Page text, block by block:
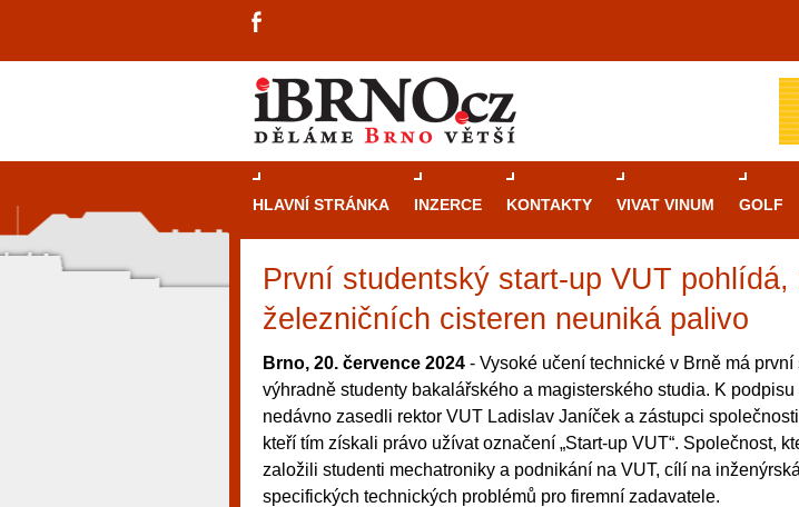
HLAVNÍ STRÁNKA INZERCE KONTAKTY VIVAT VINUM GOLF
První studentský start-up VUT pohlídá,
železničních cisteren neuniká palivo
Brno, 20. července 2024 - Vysoké učení technické v Brně má první
výhradně studenty bakalářského a magisterského studia. K
nedávno zasedli rektor VUT Ladislav Janíček a zástupci
kteří tím získali právo užívat označení „Start-up VUT“. Společnost,
založili studenti mechatroniky a podnikání na VUT, cílí na
specifických technických problémů pro firemní zadavatele.
Průvodcekasinovými
rulety po video automaty
Brno je městem známým pro
restaurace, divadla a univerzity.
místem, kde si můžete legálně a
různé kasinové hry. V neustále
metropoli naleznete širokou
rulety až po moderní automaty
návštěvníky, tak pro příležitostné hráče. V...